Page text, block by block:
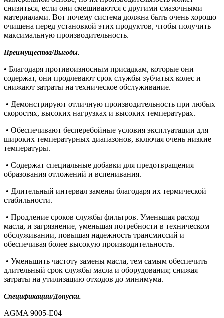
снизиться, если они смешиваются с другими смазочными
материалами. Вот почему система должна быть очень хорошо
очищена перед установкой этих продуктов, чтобы получить
максимальную производительность.
Преимущества/Выгоды.
• Благодаря противоизносным присадкам, которые они
содержат, они продлевают срок службы зубчатых колес и
снижают затраты на техническое обслуживание.
• Демонстрируют отличную производительность при любых
скоростях, высоких нагрузках и высоких температурах.
• Обеспечивают бесперебойные условия эксплуатации для
широких температурных диапазонов, включая очень низкие
температуры.
• Содержат специальные добавки для предотвращения
образования отложений и вспенивания.
• Длительный интервал замены благодаря их термической
стабильности.
• Продление сроков службы фильтров. Уменьшая расход
масла, и загрязнение, уменьшая потребности в техническом
обслуживании, повышая надежность трансмиссий и
обеспечивая более высокую производительность.
• Уменьшить частоту замены масла, тем самым обеспечить
длительный срок службы масла и оборудования; снижая
затраты на утилизацию отходов до минимума.
Спецификации/Допуски.
AGMA 9005-E04